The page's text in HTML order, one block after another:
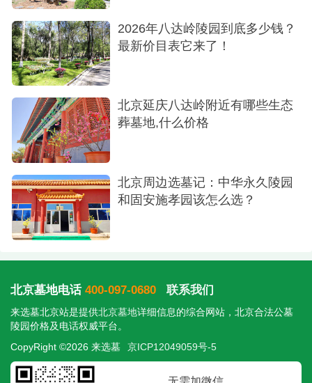
2026年八达岭陵园到底多少钱？
最新价目表它来了！
北京延庆八达岭附近有哪些生态
葬墓地,什么价格
北京周边选墓记：中华永久陵园
和固安施孝园该怎么选？
北京墓地电话 400-097-0680 联系我们
来选墓北京站是提供北京墓地详细信息的综合网站，北京合法公墓
陵园价格及电话权威平台。
CopyRight ©2026 来选墓
京ICP12049059号-5